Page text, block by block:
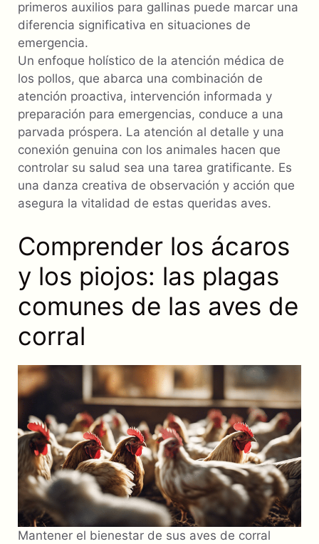
primeros auxilios para gallinas puede marcar una
diferencia significativa en situaciones de
emergencia.
Un enfoque holístico de la atención médica de
los pollos, que abarca una combinación de
atención proactiva, intervención informada y
preparación para emergencias, conduce a una
parvada próspera. La atención al detalle y una
conexión genuina con los animales hacen que
controlar su salud sea una tarea gratificante. Es
una danza creativa de observación y acción que
asegura la vitalidad de estas queridas aves.
Comprender los ácaros
y los piojos: las plagas
comunes de las aves de
corral
Mantener el bienestar de sus aves de corral